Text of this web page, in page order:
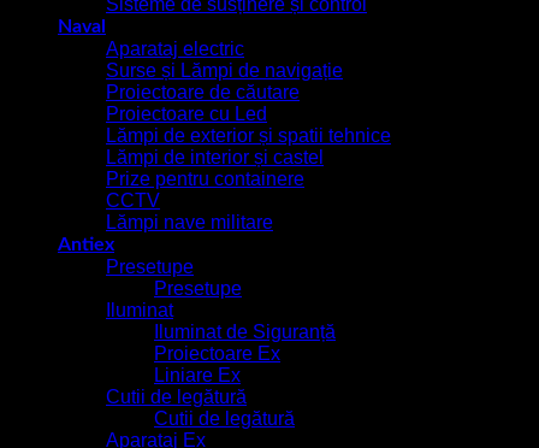
Sisteme de susținere și control
Naval
Aparataj electric
Surse și Lămpi de navigație
Proiectoare de căutare
Proiectoare cu Led
Lămpi de exterior și spatii tehnice
Lămpi de interior și castel
Prize pentru containere
CCTV
Lămpi nave militare
Antiex
Presetupe
Presetupe
Iluminat
Iluminat de Siguranță
Proiectoare Ex
Liniare Ex
Cutii de legătură
Cutii de legătură
Aparataj Ex